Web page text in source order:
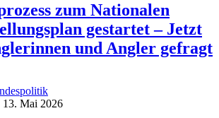
zum Nationalen
gestartet – Jetzt
und Angler gefragt
Mai 2026